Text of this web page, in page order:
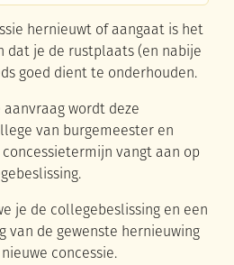
hernieuwt of aangaat is het
dat je de rustplaats (en nabije
goed dient te onderhouden.
wordt deze
van burgemeester en
concessietermijn vangt aan op
je de collegebeslissing en een
van de gewenste hernieuwing
concessie.